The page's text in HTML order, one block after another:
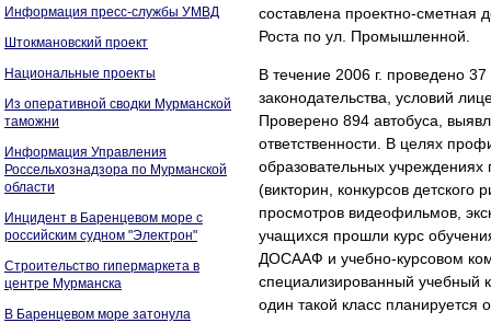
Информация пресс-службы УМВД
Штокмановский проект
Национальные проекты
Из оперативной сводки Мурманской
таможни
Информация Управления
Россельхознадзора по Мурманской
области
Инцидент в Баренцевом море с
российским судном "Электрон"
Строительство гипермаркета в
центре Мурманска
В Баренцевом море затонула
составлена проектно-сметная
Роста по ул. Промышленной.
В течение 2006 г. проведено
законодательства, условий
Проверено 894 автобуса,
ответственности. В целях
образовательных
(викторин, конкурсов детского
просмотров видеофильмов,
учащихся прошли курс
ДОСААФ и учебно-курсовом
специализированный учебный
один такой класс